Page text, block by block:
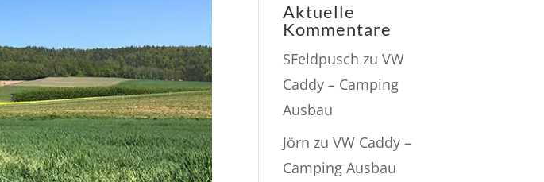
Aktuelle
Kommentare
SFeldpusch zuVW
Caddy – Camping
Ausbau
Jörn zuVW Caddy –
Camping Ausbau